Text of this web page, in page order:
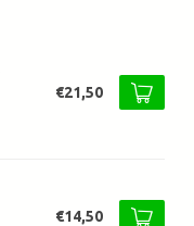
€21,50
€14,50